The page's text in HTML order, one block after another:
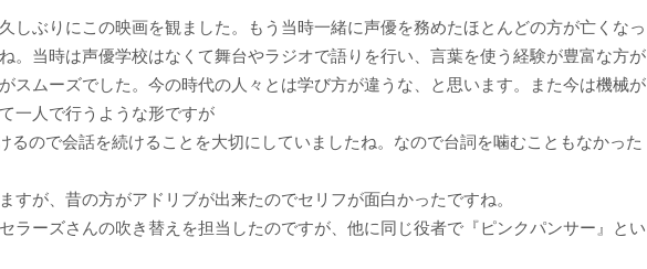
しぶりにこの映画を観ました。もう当時一緒に声優を務めたほとんどの方が亡くなっ
。当時は声優学校はなくて舞台やラジオで語りを行い、言葉を使う経験が豊富な方が
スムーズでした。今の時代の人々とは学び方が違うな、と思います。また今は機械が
一人で行うような形ですが
るので会話を続けることを大切にしていましたね。なので台詞を噛むこともなかった
すが、昔の方がアドリブが出来たのでセリフが面白かったですね。
ラーズさんの吹き替えを担当したのですが、他に同じ役者で『ピンクパンサー』とい